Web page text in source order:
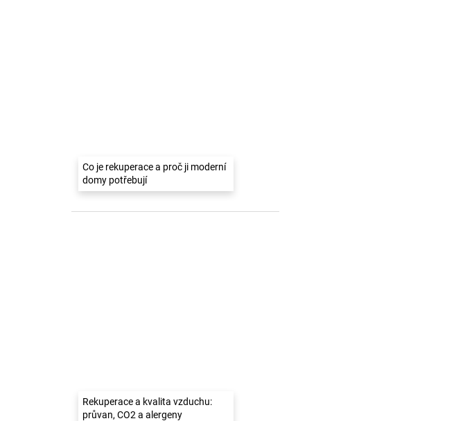
Co je rekuperace a proč ji moderní
domy potřebují
Rekuperace a kvalita vzduchu:
průvan, CO2 a alergeny